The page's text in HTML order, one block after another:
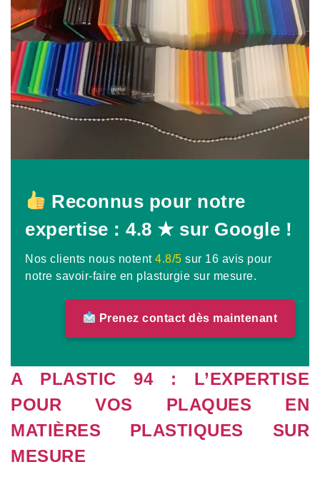
Reconnus pour notre
expertise : 4.8 ★ sur Google !
Nos clients nous notent 4.8/5 sur 16 avis pour
notre savoir-faire en plasturgie sur mesure.
Prenez contact dès maintenant
APLASTIC 94: L’EXPERTISE
POUR VOS PLAQUES EN
MATIÈRES PLASTIQUES SUR
MESURE